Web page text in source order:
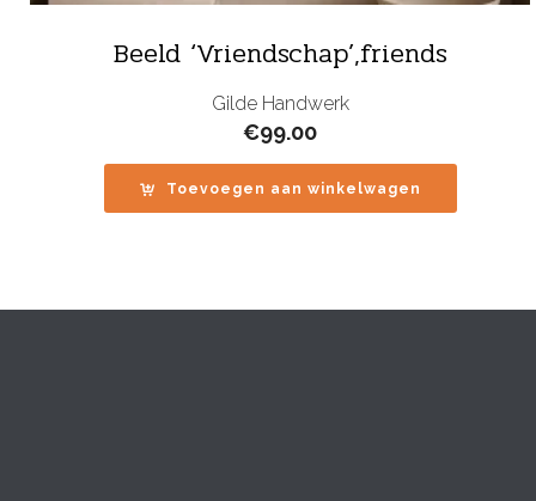
Beeld ‘Vriendschap’,friends
Gilde Handwerk
€99.00
Toevoegen aan winkelwagen